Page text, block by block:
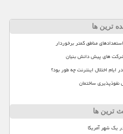
ترین ها
مناطق کمتر برخوردار
های پیش دانش بنیان
ایام اختلال اینترنت چه طور بود؟
نفوذپذیری ساختمان
ترین ها
شهر آمریکا